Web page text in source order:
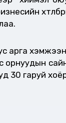
арга
орнуудын
30 гаруй